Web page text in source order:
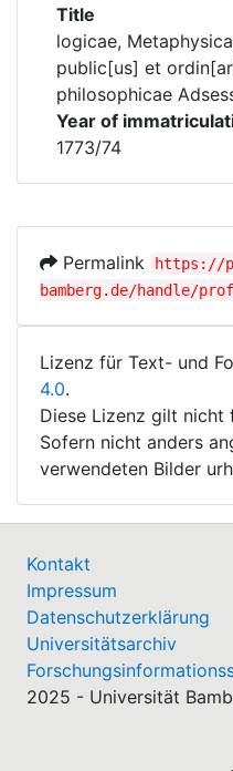
Title
logicae,
public[us] et
philosophicae
Year of
1773/74
Permalink
https://
bamberg.de/handle/
Lizenz für Text- und
4.0.
Diese Lizenz gilt nicht
Sofern nicht anders
verwendeten Bilder
Kontakt
Impressum
Datenschutzerklärung
Universitätsarchiv
2025 - Universität